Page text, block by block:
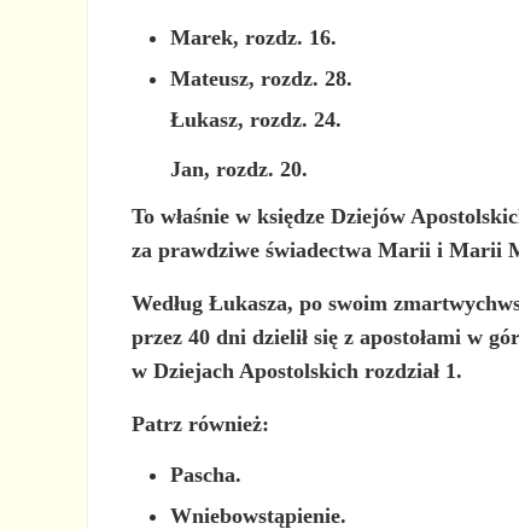
Marek, rozdz. 16.
Mateusz, rozdz. 28.
Łukasz, rozdz. 24.
Jan, rozdz. 20.
To właśnie w księdze Dziejów
za prawdziwe świadectwa Marii i Marii
Według Łukasza, po swoim
przez 40 dni dzielił się z apostołami w
w Dziejach Apostolskich rozdział 1.
Patrz również:
Pascha.
Wniebowstąpienie.